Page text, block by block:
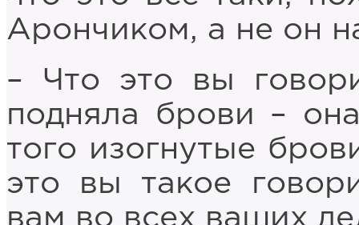
Арончиком, а не он
– Что это вы
подняла брови –
того изогнутые
это вы такое
вам во всех ваших